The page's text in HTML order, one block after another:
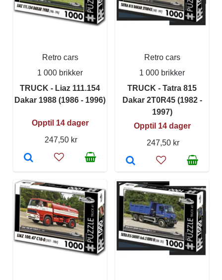
Retro cars
1 000 brikker
TRUCK - Liaz 111.154
Dakar 1988 (1986 - 1996)
Opptil 14 dager
247,50 kr
Retro cars
1 000 brikker
TRUCK - Tatra 815
Dakar 2T0R45 (1982 -
1997)
Opptil 14 dager
247,50 kr